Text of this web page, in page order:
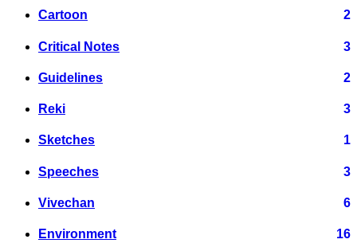
Cartoon 2
Critical Notes 3
Guidelines 2
Reki 3
Sketches 1
Speeches 3
Vivechan 6
Environment 16